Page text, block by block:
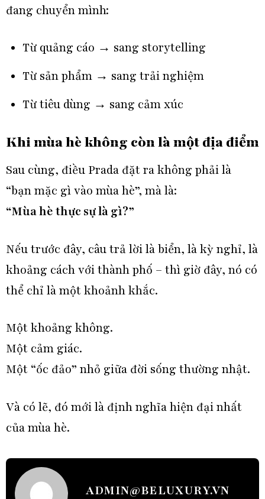
đang chuyển mình:
Từ quảng cáo → sang storytelling
Từ sản phẩm → sang trải nghiệm
Từ tiêu dùng → sang cảm xúc
Khi mùa hè không còn là một địa điểm
Sau cùng, điều Prada đặt ra không phải là
“bạn mặc gì vào mùa hè”, mà là:
“Mùa hè thực sự là gì?”
Nếu trước đây, câu trả lời là biển, là kỳ nghỉ, là
khoảng cách với thành phố – thì giờ đây, nó có
thể chỉ là một khoảnh khắc.
Một khoảng không.
Một cảm giác.
Một “ốc đảo” nhỏ giữa đời sống thường nhật.
Và có lẽ, đó mới là định nghĩa hiện đại nhất
của mùa hè.
ADMIN@BELUXURY.VN